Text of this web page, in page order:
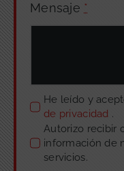
Mensaje *
He leído y
de privacidad .
Autorizo recibir
información de
servicios.